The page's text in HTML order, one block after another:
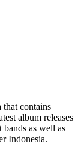
contains
album releases
bands as well as
Indonesia.